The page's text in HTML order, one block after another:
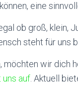
eine
ob groß, klein,
steht für uns
wir dich
auf . Aktuell